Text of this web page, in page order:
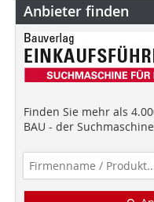
Anbieter finden
Finden Sie mehr als
BAU - der